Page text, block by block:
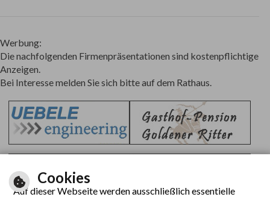
Werbung:
Die nachfolgenden Firmenpräsentationen sind kostenpflichtige
Anzeigen.
Bei Interesse melden Sie sich bitte auf dem Rathaus.
Cookies
Auf dieser Webseite werden ausschließlich essentielle